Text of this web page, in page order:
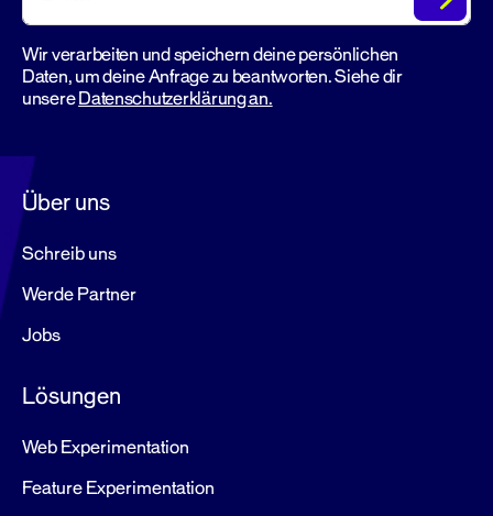
Wir verarbeiten und speichern deine persönlichen
Daten, um deine Anfrage zu beantworten. Siehe dir
unsereDatenschutzerklärung an.
Über uns
Schreib uns
Werde Partner
Jobs
Lösungen
Web Experimentation
Feature Experimentation